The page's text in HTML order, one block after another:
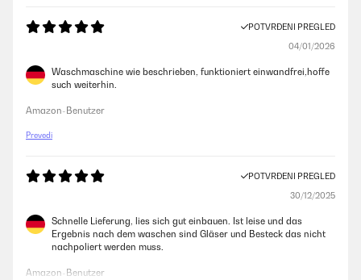
POTVRĐENI PREGLED
04/01/2026
Waschmaschine wie beschrieben, funktioniert einwandfrei,hoffe
such weiterhin.
Amazon-Benutzer
Prevedi
POTVRĐENI PREGLED
30/12/2025
Schnelle Lieferung, lies sich gut einbauen. Ist leise und das
Ergebnis nach dem waschen sind Gläser und Besteck das nicht
nachpoliert werden muss.
Amazon-Benutzer